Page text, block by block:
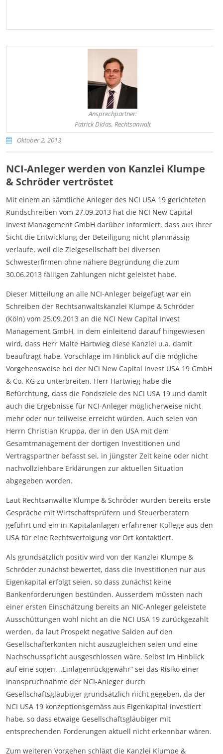
Ansprechpartner:
Patrick Didas, Rechtsanwalt
Oktober 2, 2013
NCI-Anleger werden von Kanzlei Klumpe
& Schröder vertröstet
Mit einem an sämtliche Anleger des NCI USA 19 gerichteten
Rundschreiben vom 27.09.2013 hat die NCI New Capital
Invest Management GmbH darüber informiert, dass aus ihrer
Sicht die Entwicklung der Beteiligung nicht planmässig
verlaufe, weil die Zielgesellschaft bei diversen
Schwesterfirmen ohne nähere Begründung die zum
30.06.2013 fälligen Zahlungen nicht geleistet habe.
Dieser Mitteilung an alle NCI-Anleger beigefügt war ein
Schreiben der Rechtsanwaltskanzlei Klumpe & Schröder
(Köln) vom 25.09.2013 an die NCI New Capital Invest
Management GmbH, in dem einleitend darauf hingewiesen
wird, dass Herr Malte Hartwieg diese Kanzlei u.a. damit
beauftragt habe, Vorschläge im Hinblick auf die mögliche
Vorgehensweise bei der NCI New Capital Invest USA 19 GmbH
& Co. KG zu unterbreiten. Herr Hartwieg habe die
Befürchtung, dass die Fondsziele des NCI USA 19 und damit
auch die Ergebnisse für NCI-Anleger möglicherweise nicht
mehr oder nur teilweise erreicht würden. Auch seien von
Herrn Christian Kruppa, der in den USA mit dem
Gesamtmanagement der dortigen Investitionen und
Vertragspartner befasst sei, in jüngster Zeit keine oder nicht
nachvollziehbare Erklärungen zur aktuellen Situation
abgegeben worden.
Laut Rechtsanwälte Klumpe & Schröder wurden bereits erste
Gespräche mit Wirtschaftsprüfern und Steuerberatern
geführt und ein in Kapitalanlagen erfahrener Kollege aus den
USA für eine Rechtsverfolgung vor Ort kontaktiert.
Als grundsätzlich positiv wird von der Kanzlei Klumpe &
Schröder zunächst bewertet, dass die Investitionen nur aus
Eigenkapital erfolgt seien, so dass zunächst keine
Bankenforderungen bestünden. Ausserdem müssten nach
einer ersten Einschätzung bereits an NIC-Anleger geleistete
Ausschüttungen wohl nicht an die NCI USA 19 zurückgezahlt
werden, da laut Prospekt negative Salden auf den
Gesellschafterkonten nicht auszugleichen seien und eine
Nachschusspflicht ausgeschlossen wäre. Selbst im Hinblick
auf eine sogen. „Einlagenrückgewähr“ sei das Risiko einer
Inanspruchnahme der NCI-Anleger durch
Gesellschaftsgläubiger grundsätzlich nicht gegeben, da der
NCI USA 19 konzeptionsgemäss aus Eigenkapital investiert
habe, so dass etwaige Gesellschaftsgläubiger mit
entsprechenden Forderungen aktuell nicht erkennbar wären.
Zum weiteren Vorgehen schlägt die Kanzlei Klumpe &